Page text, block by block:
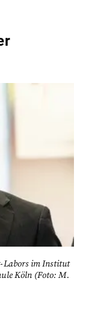
Labors im Institut
Köln (Foto: M.